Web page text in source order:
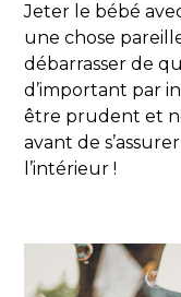
Jeter le bébé
une chose
débarrasser de
d’important par
être prudent et
avant de
l’intérieur !